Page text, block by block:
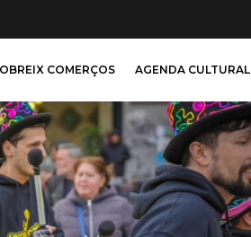
COMERÇOS AGENDA CULTURAL